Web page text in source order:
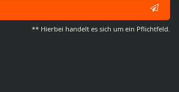
** Hierbei handelt es sich um ein Pflichtfeld.